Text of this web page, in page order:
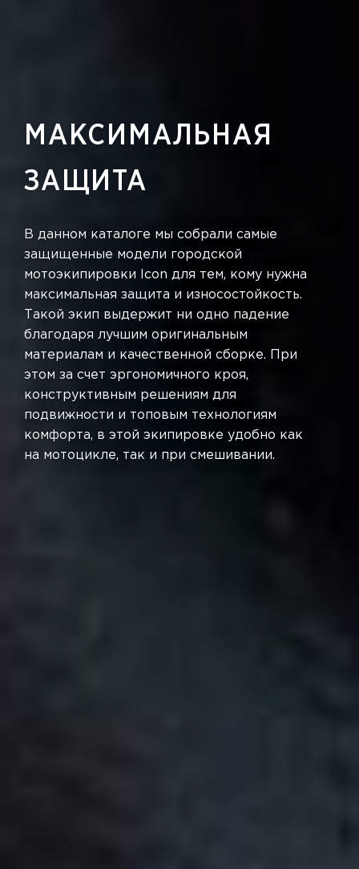
МАКСИМАЛЬНАЯ
ЗАЩИТА
В данном каталоге мы собрали самые
защищенные модели городской
мотоэкипировки Icon для тем, кому нужна
максимальная защита и износостойкость.
Такой экип выдержит ни одно падение
благодаря лучшим оригинальным
материалам и качественной сборке. При
этом за счет эргономичного кроя,
конструктивным решениям для
подвижности и топовым технологиям
комфорта, в этой экипировке удобно как
на мотоцикле, так и при смешивании.